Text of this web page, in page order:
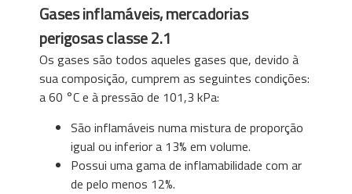
Gases inflamáveis, mercadorias
perigosas classe 2.1
Os gases são todos aqueles gases que, devido à
sua composição, cumprem as seguintes condições:
a 60 °C e à pressão de 101,3 kPa:
São inflamáveis ​​numa mistura de proporção
igual ou inferior a 13% em volume.
Possui uma gama de inflamabilidade com ar
de pelo menos 12%.